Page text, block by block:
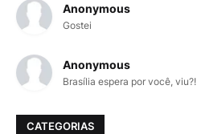
Anonymous
Gostei
Anonymous
Brasília espera por você, viu?!
CATEGORIAS